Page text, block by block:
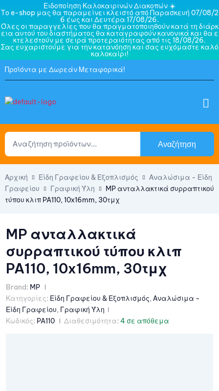
Ειδοποίηση Καλοκαιρινών Διακοπών ☀️
Το e-shop μας θα παραμείνει κλειστό από Παρασκευή 07/08/2
6 έως και Δευτέρα 17/08/26.
Όλες οι παραγγελίες που θα πραγματοποιηθούν κατά τη διάρκ
εια αυτού του διαστήματος θα καταγραφούν κανονικά και θα ε
κτελεστούν με σειρά προτεραιότητας από τις 18/08/26.
Σας ευχαριστούμε για την κατανόηση και σας ευχόμαστε καλό
καλοκαίρι!
Προϊόντα με Δωρεάν Μεταφορικά!
Αναζήτηση
Αρχική Είδη Γραφείου & Εξοπλισμός
Αναλώσιμα - Είδη
Γραφείου
Γραφική Ύλη
MP ανταλλακτικά συρραπτικού
τύπου κλιπ PA110, 10x16mm, 30τμχ
MP ανταλλακτικά
συρραπτικού τύπου κλιπ
PA110, 10x16mm, 30τμχ
Brand: MP
Κατηγορίες: Είδη Γραφείου & Εξοπλισμός, Αναλώσιμα -
Είδη Γραφείου, Γραφική Ύλη
Κωδικός: PA110 Διαθεσιμότητα: 4 σε απόθεμα